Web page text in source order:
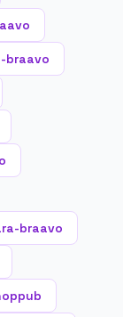
braavo
braavo